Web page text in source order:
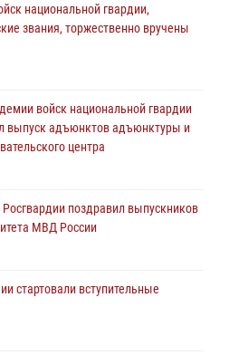
национальной гвардии принял
тактика, профессионализм
связи войск
национальной гвардии,
звания, торжественно вручены
войск национальной гвардии
выпуск адъюнктов адъюнктуры и
центра
поздравил выпускников
МВД России
стартовали вступительные